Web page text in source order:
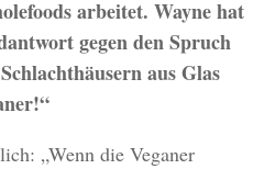
arbeitet. Wayne hat
gegen den Spruch
aus Glas
„Wenn die Veganer